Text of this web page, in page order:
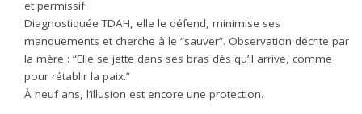
et permissif.
Diagnostiquée TDAH, elle le défend, minimise ses
manquements et cherche à le “sauver”. Observation décrite par
la mère : “Elle se jette dans ses bras dès qu’il arrive, comme
pour rétablir la paix.”
À neuf ans, l’illusion est encore une protection.